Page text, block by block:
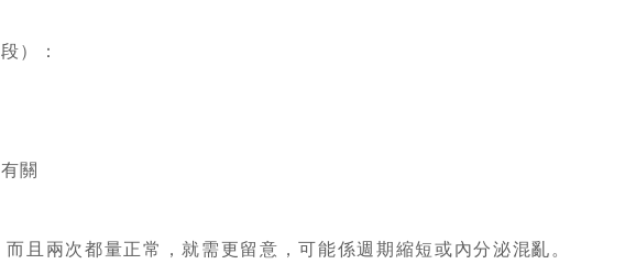
）：
關
兩次都量正常，就需更留意，可能係週期縮短或內分泌混亂。